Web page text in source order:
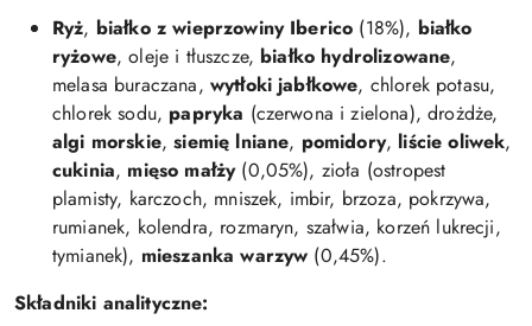
Ryż, białko z wieprzowiny Iberico (18%), białko
ryżowe, oleje i tłuszcze, białko hydrolizowane,
melasa buraczana, wytłoki jabłkowe, chlorek potasu,
chlorek sodu, papryka (czerwona i zielona), drożdże,
algi morskie,siemię lniane, pomidory, liście oliwek,
cukinia, mięso małży(0,05%), zioła (ostropest
plamisty, karczoch, mniszek, imbir, brzoza, pokrzywa,
rumianek, kolendra, rozmaryn, szałwia, korzeń lukrecji,
tymianek), mieszanka warzyw (0,45%).
Składniki analityczne: